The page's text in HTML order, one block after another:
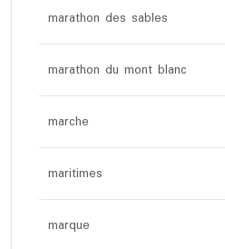
marathon des sables
marathon du mont blanc
marche
maritimes
marque